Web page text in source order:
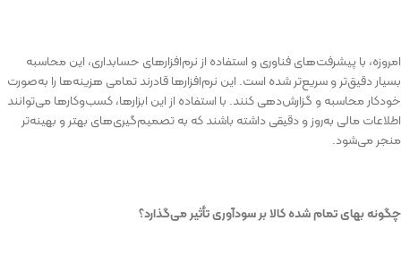
امروزه، با پیشرفت‌هایفناوریو استفاده از نرم‌افزارهای حسابداری، اینمحاسبه
بسیاردقیق‌تروسریع‌ترشده است. این نرم‌افزارهاقادرندتمامی هزینه‌ها را به‌صورت
خودکارمحاسبهو گزارش‌دهیکنند. با استفاده از این ابزارها،کسب‌وکارهامی‌توانند
اطلاعاتمالی به‌روزودقیقیداشته باشندکه بهتصمیم‌گیری‌های بهترو بهینه‌تر
منجرمی‌شود.
چگونهبهایتمامشدهکالابرسودآوریتأثیرمی‌گذارد؟